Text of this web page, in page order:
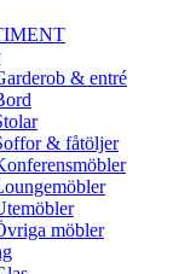
& entré
& fåtöljer
möbler